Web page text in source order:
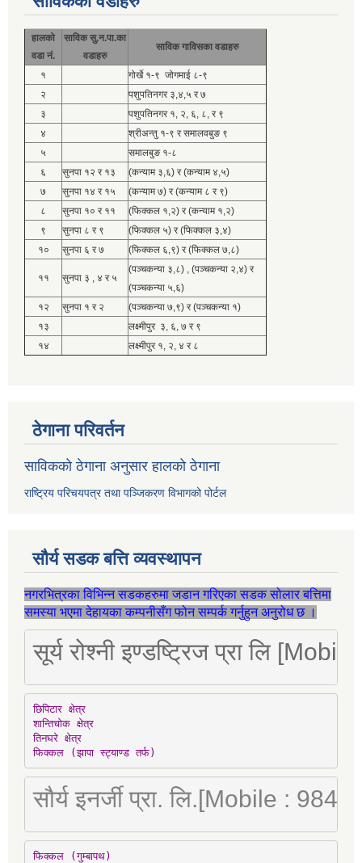
हालको
वडा नं.
साविक सु.न.पा.का
वडाहरु
साविक गाविसका वडाहरु
१
गोर्खे १-९ जोगमाई ८-९
२
पशुपतिनगर ३,४,५ र ७
३
पशुपतिनगर १, २, ६, ८, र ९
४
श्रीअन्तु १-९ र समालवबुङ ९
५
समालबुङ १-८
६
सुनपा १२ र १३
(कन्याम ३,६) र (कन्याम ४,५)
७
सुनपा १४ र १५
(कन्याम ७) र (कन्याम ८ र ९)
८
सुनपा १० र ११
(फिक्कल १,२) र (कन्याम १,२)
९
सुनपा ८ र ९
(फिक्कल ५) र (फिक्कल ३,४)
१०
सुनपा ६ र ७ (फिक्कल ६,९) र (फिक्कल ७,८)
११ सुनपा ३ , ४ र ५
(पञ्चकन्या ३,८) , (पञ्चकन्या २,४) र
(पञ्चकन्या ५,६)
१२
सुनपा १ र २
(पञ्चकन्या ७,९) र (पञ्चकन्या १)
१३
लक्ष्मीपुर ३, ६, ७ र ९
१४
लक्ष्मीपुर १, २, ४ र ८
ठेगाना परिवर्तन
साविकको ठेगाना अनुसार हालको ठेगाना
राष्ट्रिय परिचयपत्र तथा पञ्जिकरण विभागको पोर्टल
सौर्य सडक बत्ति व्यवस्थापन
नगरभित्रका विभिन्न सडकहरुमा जडान गरिएका सडक सोलार बत्तिमा
समस्या भएमा देहायका कम्पनीसँग फोन सम्पर्क गर्नुहुन अनुरोध छ ।
सूर्य रोश्नी इण्डष्ट्रिज प्रा लि
छिपिटार क्षेत्र
शान्तिचोक क्षेत्र
तिनघरे क्षेत्र
फिक्कल (झापा स्ट्याण्ड तर्फ)
सौर्य इनर्जी प्रा. लि.[Mobile :
फिक्कल (गुम्बापथ)